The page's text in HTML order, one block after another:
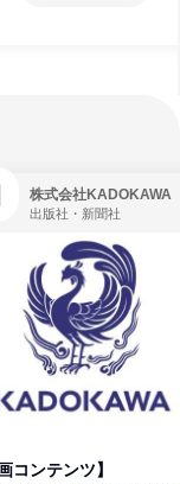
株式会社KADOKAWA
出版社・新聞社
コンテンツ】